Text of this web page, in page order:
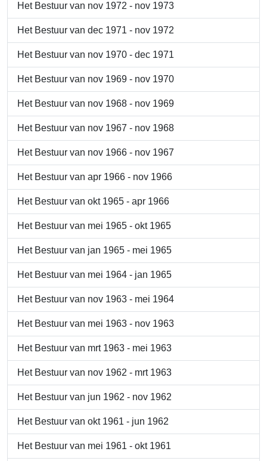
Het Bestuur van nov 1972 - nov 1973
Het Bestuur van dec 1971 - nov 1972
Het Bestuur van nov 1970 - dec 1971
Het Bestuur van nov 1969 - nov 1970
Het Bestuur van nov 1968 - nov 1969
Het Bestuur van nov 1967 - nov 1968
Het Bestuur van nov 1966 - nov 1967
Het Bestuur van apr 1966 - nov 1966
Het Bestuur van okt 1965 - apr 1966
Het Bestuur van mei 1965 - okt 1965
Het Bestuur van jan 1965 - mei 1965
Het Bestuur van mei 1964 - jan 1965
Het Bestuur van nov 1963 - mei 1964
Het Bestuur van mei 1963 - nov 1963
Het Bestuur van mrt 1963 - mei 1963
Het Bestuur van nov 1962 - mrt 1963
Het Bestuur van jun 1962 - nov 1962
Het Bestuur van okt 1961 - jun 1962
Het Bestuur van mei 1961 - okt 1961